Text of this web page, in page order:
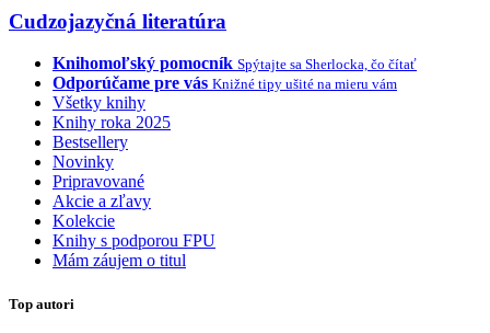
Cudzojazyčná literatúra
Knihomoľský pomocník Spýtajte sa Sherlocka, čo čítať
Odporúčame pre vás Knižné tipy ušité na mieru vám
Všetky knihy
Knihy roka 2025
Bestsellery
Novinky
Pripravované
Akcie a zľavy
Kolekcie
Knihy s podporou FPU
Mám záujem o titul
Top autori